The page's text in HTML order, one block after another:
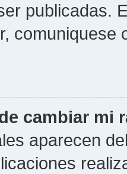
publicadas.
comuniquese
cambiar mi
aparecen